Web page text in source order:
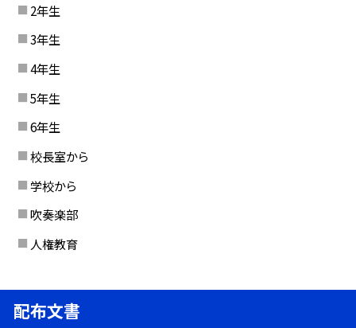
2年生
3年生
4年生
5年生
6年生
校長室から
学校から
吹奏楽部
人権教育
配布文書